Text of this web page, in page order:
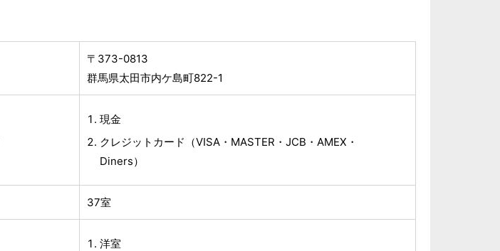
〒373-0813
群馬県太田市内ケ島町822-1
現金
クレジットカード（VISA・MASTER・JCB・AMEX・
Diners）
37室
洋室